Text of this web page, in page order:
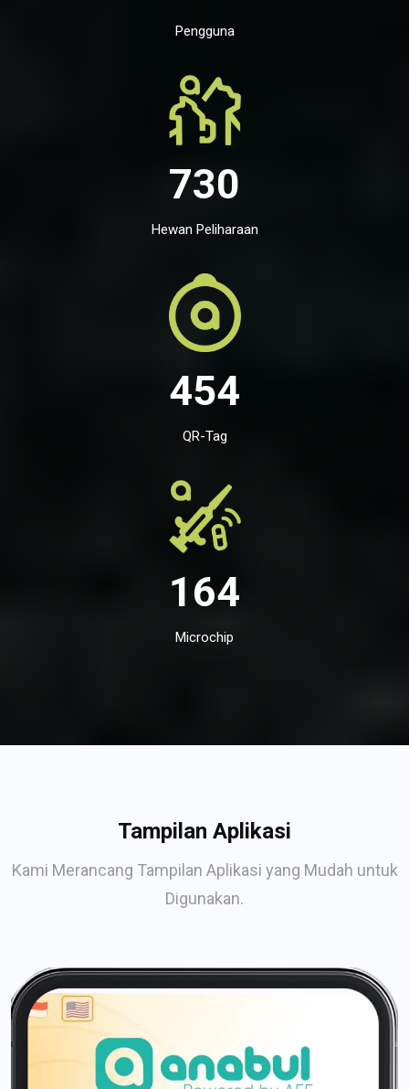
Pengguna
730
Hewan Peliharaan
454
QR-Tag
164
Microchip
Tampilan Aplikasi
Kami Merancang Tampilan Aplikasi yang Mudah untuk
Digunakan.